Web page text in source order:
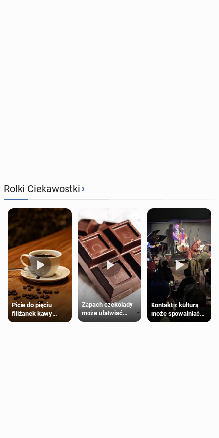
Rolki Ciekawostki›
Picie do pięciu
filiżanek kawy
dziennie jest
Zapach czekolady
może ułatwiać
trening siłowy
Kontakt z kulturą
może spowalniać
starzenie